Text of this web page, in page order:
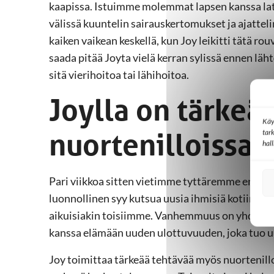
kaapissa. Istuimme molemmat lapsen kanssa
välissä kuuntelin sairauskertomukset ja
kaiken vaikean keskellä, kun Joy leikitti tätä
saada pitää Joyta vielä kerran sylissä ennen
sitä vierihoitoa tai lähihoitoa.
Joylla on tärkeä
nuortenilloissa
Pari viikkoa sitten vietimme tyttäremme
luonnollinen syy kutsua uusia ihmisiä kotiimme
aikuisiakin toisiimme. Vanhemmuus on
kanssa elämään uuden ulottuvuuden, joka tuo
Joy toimittaa tärkeää tehtävää myös